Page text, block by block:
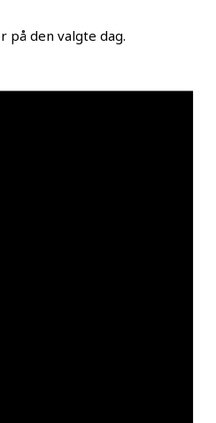
på den valgte dag.